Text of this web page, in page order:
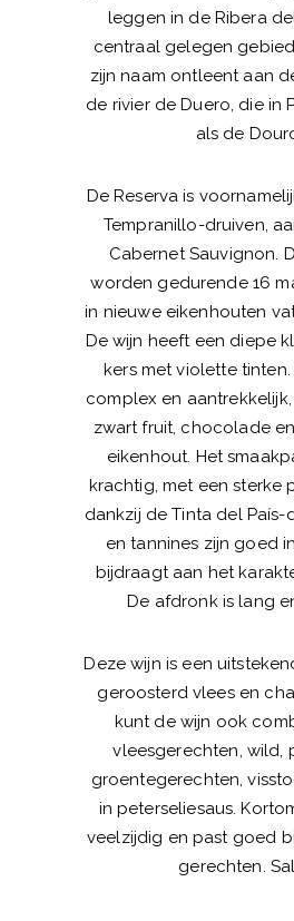
leggen in de Ribera
centraal gelegen
zijn naam ontleent aan
de rivier de Duero, die in
als de
De Reserva is
Tempranillo-druiven,
Cabernet Sauvignon.
worden gedurende 16
in nieuwe eikenhouten
De wijn heeft een diepe
kers met violette tinten.
complex en
zwart fruit, chocolade
eikenhout. Het
krachtig, met een sterke
dankzij de Tinta del País-
en tannines zijn goed
bijdraagt aan het
De afdronk is lang
Deze wijn is een
geroosterd vlees en
kunt de wijn ook
vleesgerechten, wild,
groentegerechten,
in peterseliesaus.
veelzijdig en past goed
gerechten.